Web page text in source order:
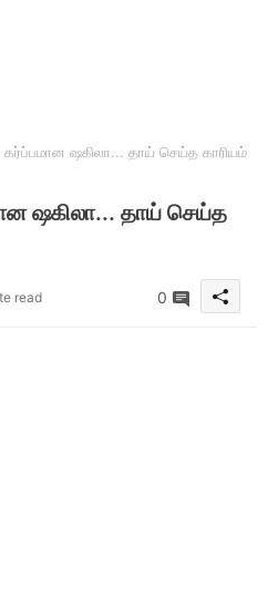
கர்ப்பமான ஷகிலா... தாய் செய்த காரியம்
ஷகிலா... தாய் செய்த
read 0